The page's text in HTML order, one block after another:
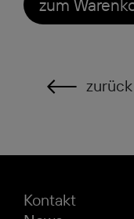
zum
Kontakt